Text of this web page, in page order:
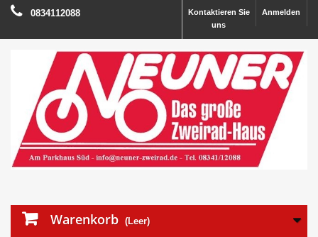
Anmelden
Kontaktieren Sie
uns
0834112088
Warenkorb (Leer)